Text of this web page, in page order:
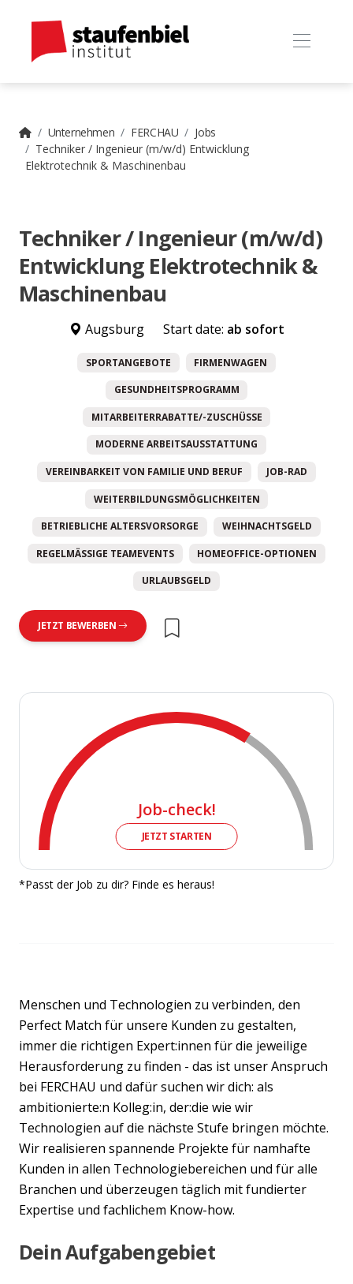
Unternehmen FERCHAU
Jobs
Techniker / Ingenieur (m/w/d) Entwicklung
Elektrotechnik & Maschinenbau
Techniker / Ingenieur (m/w/d)
Entwicklung Elektrotechnik &
Maschinenbau
Augsburg Start date: ab sofort
SPORTANGEBOTE FIRMENWAGEN
GESUNDHEITSPROGRAMM
MITARBEITERRABATTE/-ZUSCHÜSSE
MODERNE ARBEITSAUSSTATTUNG
VEREINBARKEIT VON FAMILIE UND BERUF JOB-RAD
WEITERBILDUNGSMÖGLICHKEITEN
BETRIEBLICHE ALTERSVORSORGE WEIHNACHTSGELD
REGELMÄSSIGE TEAMEVENTS HOMEOFFICE-OPTIONEN
URLAUBSGELD
JETZT BEWERBEN
Job-check!
JETZT STARTEN
*Passt der Job zu dir? Finde es heraus!
Menschen und Technologien zu verbinden, den
Perfect Match für unsere Kunden zu gestalten,
immer die richtigen Expert:innen für die jeweilige
Herausforderung zu finden - das ist unser Anspruch
bei FERCHAU und dafür suchen wir dich: als
ambitionierte:n Kolleg:in, der:die wie wir
Technologien auf die nächste Stufe bringen möchte.
Wir realisieren spannende Projekte für namhafte
Kunden in allen Technologiebereichen und für alle
Branchen und überzeugen täglich mit fundierter
Expertise und fachlichem Know-how.
Dein Aufgabengebiet